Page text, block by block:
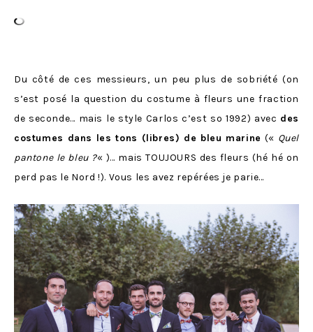
Du côté de ces messieurs, un peu plus de sobriété (on
s’est posé la question du costume à fleurs une fraction
de seconde… mais le style Carlos c’est so 1992) avec des
costumes dans les tons (libres) de bleu marine (« Quel
pantone le bleu ?« )… mais TOUJOURS des fleurs (hé hé on
perd pas le Nord !). Vous les avez repérées je parie…